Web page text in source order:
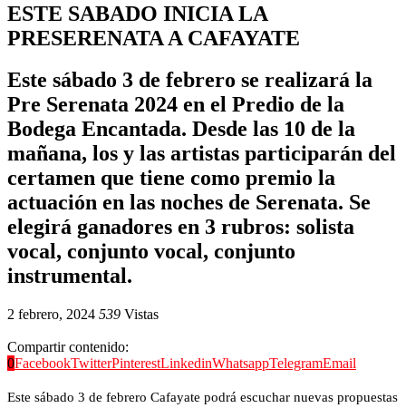
ESTE SABADO INICIA LA
PRESERENATA A CAFAYATE
Este sábado 3 de febrero se realizará la
Pre Serenata 2024 en el Predio de la
Bodega Encantada. Desde las 10 de la
mañana, los y las artistas participarán del
certamen que tiene como premio la
actuación en las noches de Serenata. Se
elegirá ganadores en 3 rubros: solista
vocal, conjunto vocal, conjunto
instrumental.
2 febrero, 2024 539 Vistas
Compartir contenido:
0FacebookTwitterPinterestLinkedinWhatsappTelegramEmail
Este sábado 3 de febrero Cafayate podrá escuchar nuevas propuestas